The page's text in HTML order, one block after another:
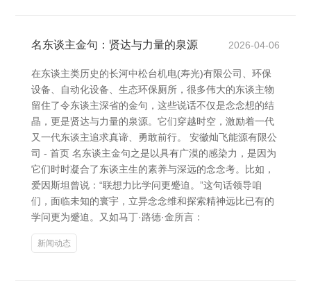
名东谈主金句：贤达与力量的泉源 2026-04-06
在东谈主类历史的长河中松台机电(寿光)有限公司、环保
设备、自动化设备、生态环保厕所，很多伟大的东谈主物
留住了令东谈主深省的金句，这些说话不仅是念念想的结
晶，更是贤达与力量的泉源。它们穿越时空，激励着一代
又一代东谈主追求真谛、勇敢前行。 安徽灿飞能源有限公
司 - 首页 名东谈主金句之是以具有广漠的感染力，是因为
它们时时凝合了东谈主生的素养与深远的念念考。比如，
爱因斯坦曾说：“联想力比学问更蹙迫。”这句话领导咱
们，面临未知的寰宇，立异念念维和探索精神远比已有的
学问更为蹙迫。又如马丁·路德·金所言：
新闻动态